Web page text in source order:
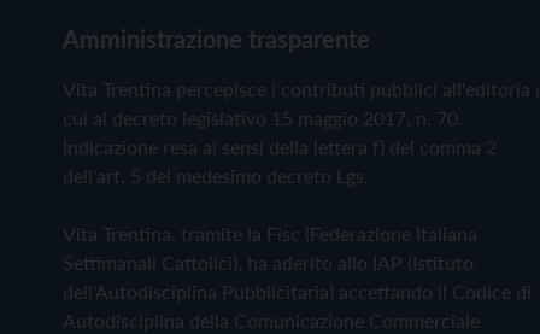
Amministrazione trasparente
Vita Trentina percepisce i contributi pubblici all'editoria
cui al decreto legislativo 15 maggio 2017, n. 70.
Indicazione resa ai sensi della lettera f) del comma 2
dell'art. 5 del medesimo decreto Lgs.
Vita Trentina, tramite la Fisc (Federazione Italiana
Settimanali Cattolici), ha aderito allo IAP (Istituto
dell'Autodisciplina Pubblicitaria) accettando il Codice di
Autodisciplina della Comunicazione Commerciale